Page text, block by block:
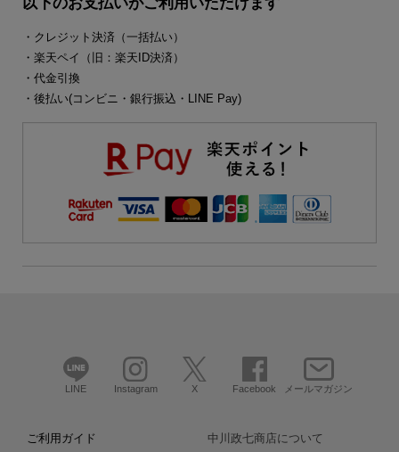
・クレジット決済（一括払い）
・楽天ペイ（旧：楽天ID決済）
・代金引換
・後払い(コンビニ・銀行振込・LINE Pay)
LINE Instagram X Facebook メールマガジン
ご利用ガイド 中川政七商店について